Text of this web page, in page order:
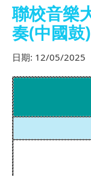
聯校音樂
奏(中國鼓)
日期: 12/05/2025